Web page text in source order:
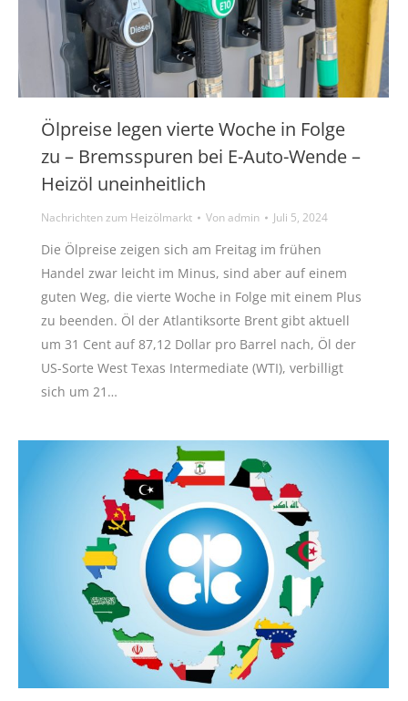
Ölpreise legen vierte Woche in Folge
zu – Bremsspuren bei E-Auto-Wende –
Heizöl uneinheitlich
Nachrichten zum Heizölmarkt Vonadmin Juli 5, 2024
Die Ölpreise zeigen sich am Freitag im frühen
Handel zwar leicht im Minus, sind aber auf einem
guten Weg, die vierte Woche in Folge mit einem Plus
zu beenden. Öl der Atlantiksorte Brent gibt aktuell
um 31 Cent auf 87,12 Dollar pro Barrel nach, Öl der
US-Sorte West Texas Intermediate (WTI), verbilligt
sich um 21…